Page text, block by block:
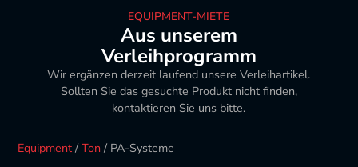
EQUIPMENT-MIETE
Aus unserem
Verleihprogramm
Wir ergänzen derzeit laufend unsere Verleihartikel.
Sollten Sie das gesuchte Produkt nicht finden,
kontaktieren Sie uns bitte.
Equipment /Ton / PA-Systeme